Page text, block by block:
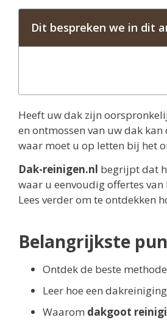
Dit bespreken we in dit
Heeft uw dak zijn
en ontmossen van uw dak
waar moet u op letten bij het
Dak-reinigen.nl begrijpt dat
waar u eenvoudig offertes
Lees verder om te ontdekken
Belangrijkste
Ontdek de beste
Leer hoe een
Waarom dakgoot